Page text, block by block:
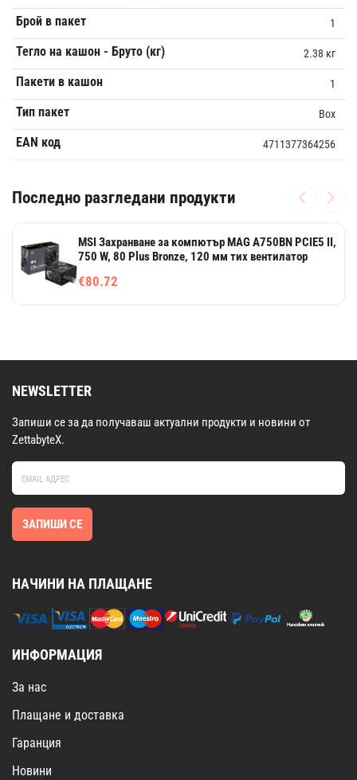
Брой в пакет 1
Тегло на кашон - Бруто (кг) 2.38 кг
Пакети в кашон 1
Тип пакет Box
EAN код 4711377364256
Последно разгледани продукти
MSI Захранване за компютър MAG A750BN PCIE5 II,
750 W, 80 Plus Bronze, 120 мм тих вентилатор
€80.72
NEWSLETTER
Запиши се за да получаваш актуални продукти и новини от
ZettabyteX.
ЗАПИШИ СЕ
НАЧИНИ НА ПЛАЩАНЕ
ИНФОРМАЦИЯ
За нас
Плащане и доставка
Гаранция
Новини